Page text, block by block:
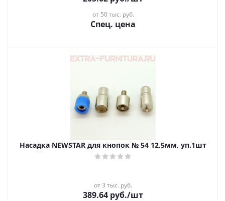
от 50 тыс. руб.
Спец. цена
Насадка NEWSTAR для кнопок № 54 12,5мм, уп.1шт
от 3 тыс. руб.
389.64 руб./шт